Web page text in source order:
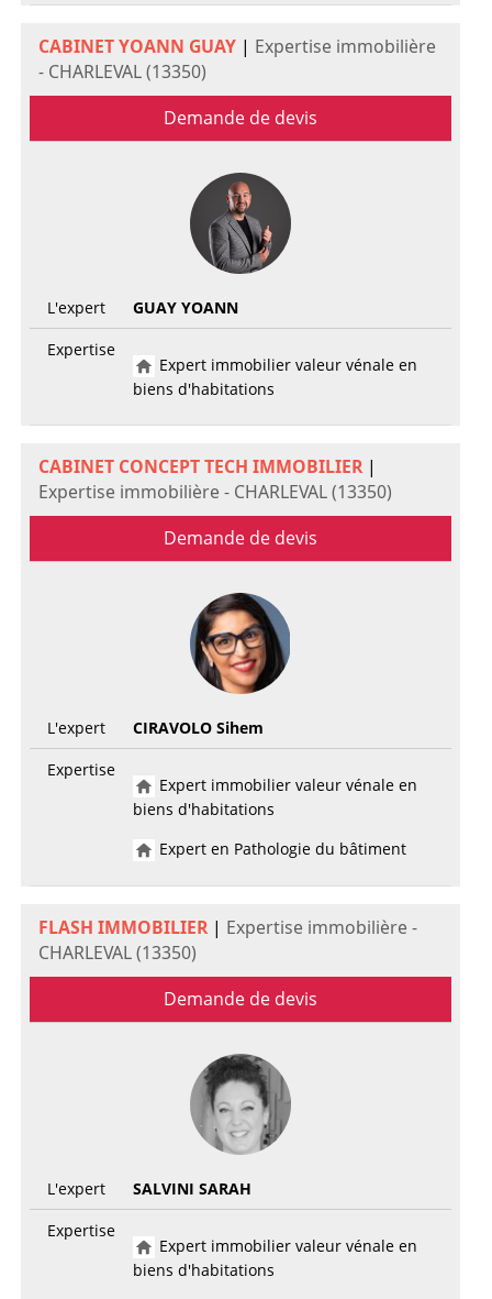
CABINET YOANN GUAY| Expertise immobilière
- CHARLEVAL (13350)
Demande de devis
L'expert
GUAY YOANN
Expertise
Expert immobilier valeur vénale en
biens d'habitations
CABINET CONCEPT TECH IMMOBILIER|
Expertise immobilière - CHARLEVAL (13350)
Demande de devis
L'expert
CIRAVOLO Sihem
Expertise
Expert immobilier valeur vénale en
biens d'habitations
Expert en Pathologie du bâtiment
FLASH IMMOBILIER| Expertise immobilière -
CHARLEVAL (13350)
Demande de devis
L'expert
SALVINI SARAH
Expertise
Expert immobilier valeur vénale en
biens d'habitations